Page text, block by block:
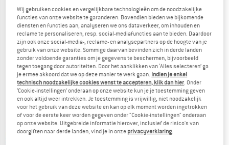
LA SPORTIVA
G-Summit
Bergschoenen
€ 749,95€ 629,96
4,5(6)
LA SPORTIVA
G2 Evo
Expeditieschoenen
€ 839,95€ 671,96
4,8(5)
-11%
Wij gebruiken cookies en vergelijkbare technologieën om de noodzakelijke
functies van onze website te garanderen. Bovendien bieden we bijkomende
diensten en functies aan, analyseren we ons dataverkeer, om inhouden en
reclame te personaliseren, resp. social-mediafuncties aan te bieden. Daardoor
zijn ook onze social-media-, reclame- en analysepartners op de hoogte van je
gebruik van onze website. Sommige daarvan bevinden zich in derde landen
zonder voldoende garanties om je gegevens te beschermen, bijvoorbeeld
tegen toegang door autoriteiten. Door het aanklikken van ‘Alles selecteren’ ga
je ermee akkoord dat we op deze manier te werk gaan. Indien je enkel
technisch noodzakelijke cookies wenst te accepteren, klik dan hier. Onder
‘Cookie-instellingen’ onderaan op onze website kun je je toestemming geven
en ook altijd weer intrekken. Je toestemming is vrijwillig, niet noodzakelijk
voor het gebruik van deze website en kan op elk moment worden ingetrokken
of voor de eerste keer worden gegeven onder "Cookie-instellingen" onderaan
op onze website. Uitgebreide informatie hierover, inclusief de risico's van
doorgiften naar derde landen, vind je in onze privacyverklaring.